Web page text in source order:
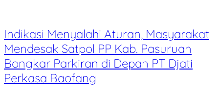
Indikasi Menyalahi Aturan, Masyarakat
Mendesak Satpol PP Kab. Pasuruan
Bongkar Parkiran di Depan PT Djati
Perkasa Baofang